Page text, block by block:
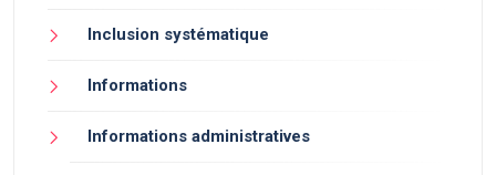
Inclusion systématique
Informations
Informations administratives